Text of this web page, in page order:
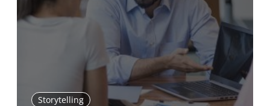
Storytelling